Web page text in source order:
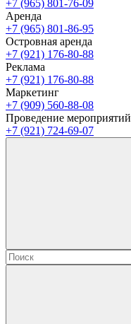
+7 (965) 801-76-09
Аренда
+7 (965) 801-86-95
Островная аренда
+7 (921) 176-80-88
Реклама
+7 (921) 176-80-88
Маркетинг
+7 (909) 560-88-08
Проведение мероприятий
+7 (921) 724-69-07